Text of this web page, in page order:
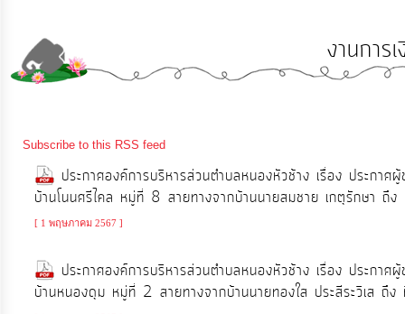
ITA
e-
Service
Q&A
การ
จัดการ
งานการ
Subscribe to this RSS feed
ประกาศองค์การบริหารส่วนตำบลหนองหัวช้าง เรื่อง ประกาศ
บ้านโนนศรีไคล หมู่ที่ 8 สายทางจากบ้านนายสมชาย เกตุรักษา ถึง
[ 1 พฤษภาคม 2567 ]
ประกาศองค์การบริหารส่วนตำบลหนองหัวช้าง เรื่อง ประกาศ
บ้านหนองดุม หมู่ที่ 2 สายทางจากบ้านนายทองใส ประสีระวิเส ถึง